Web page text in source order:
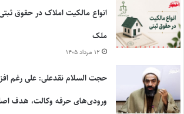
ملک
۱۲ مرداد ۱۴۰۵
حجت السلام نقدعلی: علی رغم
ورودی‌های حرفه وکالت، هدف